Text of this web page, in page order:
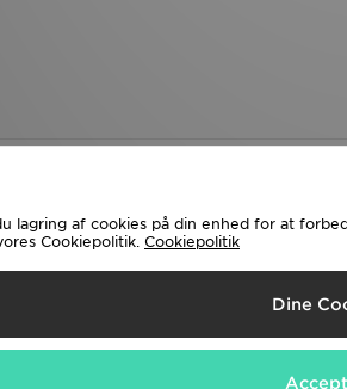
Forsendelse Til
Vi accepterer de følgende betalingsmetoder
lagring af cookies på din enhed for at
Cookiepolitik. Cookiepolitik
Dine